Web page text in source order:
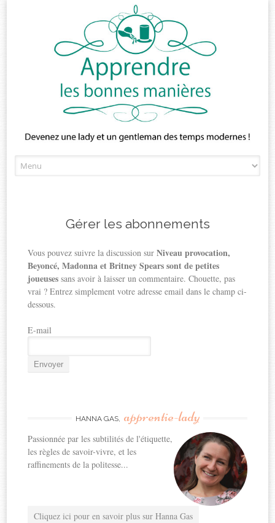
to
Gérer les abonnements
Vous pouvez suivre la discussion surNiveau provocation,
Beyoncé, Madonna et Britney Spears sont de petites
joueuses sans avoir à laisser un commentaire. Chouette, pas
vrai ? Entrez simplement votre adresse email dans le champ ci-
dessous.
E-mail
HANNA GAS, apprentie-lady
Passionnée par les subtilités de l'étiquette,
les règles de savoir-vivre, et les
raffinements de la politesse...
Cliquez ici pour en savoir plus sur Hanna Gas